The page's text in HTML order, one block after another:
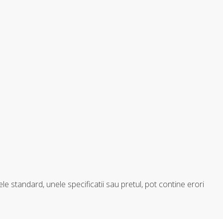
standard, unele specificatii sau pretul, pot contine erori